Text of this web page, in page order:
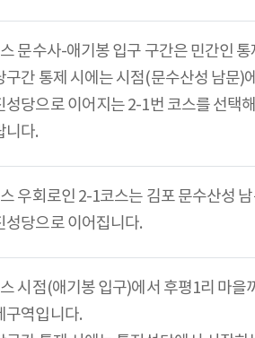
문수사-애기봉 입구 구간은 민간인
구간 통제 시에는 시점(문수산성 남문)
성당으로 이어지는 2-1번 코스를 선택
니다.
우회로인 2-1코스는 김포 문수산성
성당으로 이어집니다.
시점(애기봉 입구)에서 후평1리 마을
구역입니다.